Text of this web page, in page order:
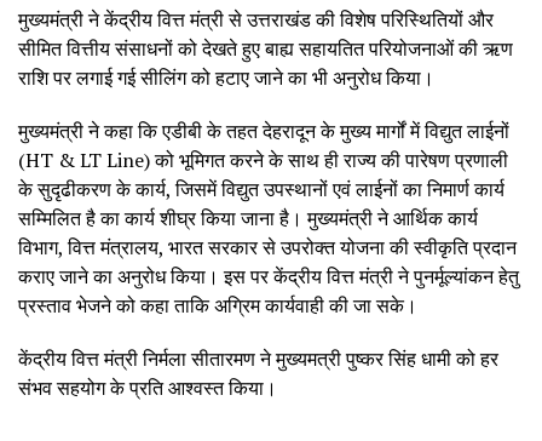
मुख्यमंत्री ने केंद्रीय वित्त मंत्री से उत्तराखंड की विशेष परिस्थितियों और
सीमित वित्तीय संसाधनों को देखते हुए बाह्य सहायतित परियोजनाओं की ऋण
राशि पर लगाई गई सीलिंग को हटाए जाने का भी अनुरोध किया।
मुख्यमंत्री ने कहा कि एडीबी के तहत देहरादून के मुख्य मार्गों में विद्युत लाईनों
(HT & LT Line) को भूमिगत करने के साथ ही राज्य की पारेषण प्रणाली
के सुदृढीकरण के कार्य, जिसमें विद्युत उपस्थानों एवं लाईनों का निमार्ण कार्य
सम्मिलित है का कार्य शीघ्र किया जाना है। मुख्यमंत्री ने आर्थिक कार्य
विभाग, वित्त मंत्रालय, भारत सरकार से उपरोक्त योजना की स्वीकृति प्रदान
कराए जाने का अनुरोध किया। इस पर केंद्रीय वित्त मंत्री ने पुनर्मूल्यांकन हेतु
प्रस्ताव भेजने को कहा ताकि अग्रिम कार्यवाही की जा सके।
केंद्रीय वित्त मंत्री निर्मला सीतारमण ने मुख्यमत्री पुष्कर सिंह धामी को हर
संभव सहयोग के प्रति आश्वस्त किया।